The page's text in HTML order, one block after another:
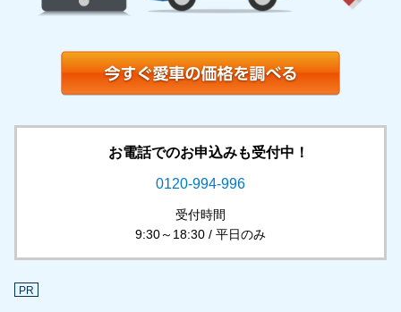
お電話でのお申込みも受付中！
0120-994-996
受付時間
9:30～18:30 / 平日のみ
PR